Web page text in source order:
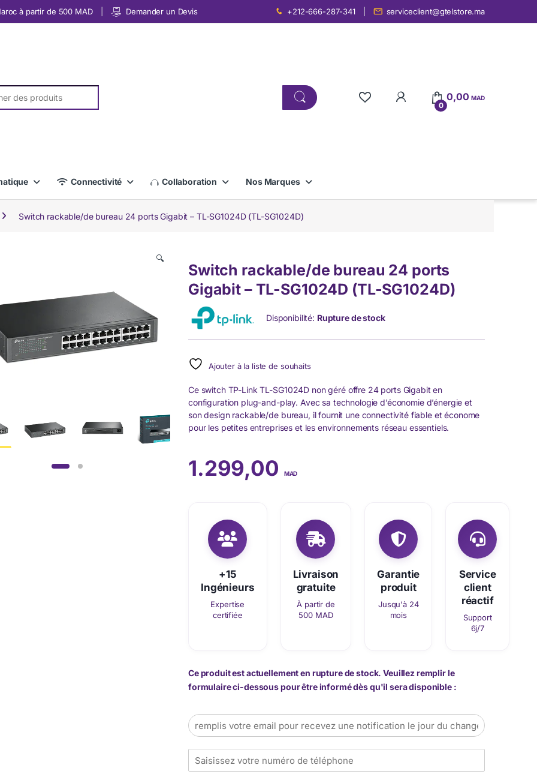
à partir de 500 MAD Demander un Devis +212-666-287-341 serviceclient@gtelstore.ma
0
0,00MAD
Connectivité Collaboration Nos Marques
Switch rackable/de bureau 24 ports Gigabit – TL-SG1024D (TL-SG1024D)
🔍
Switch rackable/de bureau 24 ports
Gigabit – TL-SG1024D (TL-SG1024D)
Disponibilité: Rupture de stock
Ajouter à la liste de souhaits
Ce switch TP-Link TL-SG1024D non géré offre 24 ports Gigabit en
configuration plug-and-play. Avec sa technologie d’économie d’énergie et
son design rackable/de bureau, il fournit une connectivité fiable et économe
pour les petites entreprises et les environnements réseau essentiels.
1.299,00 MAD
+15
Ingénieurs
Expertise
certifiée
Livraison
gratuite
À partir de
500 MAD
Garantie
produit
Jusqu'à 24
mois
Service
client
réactif
Support
6j/7
Ce produit est actuellement en rupture de stock. Veuillez remplir le
formulaire ci-dessous pour être informé dès qu'il sera disponible :
E
m